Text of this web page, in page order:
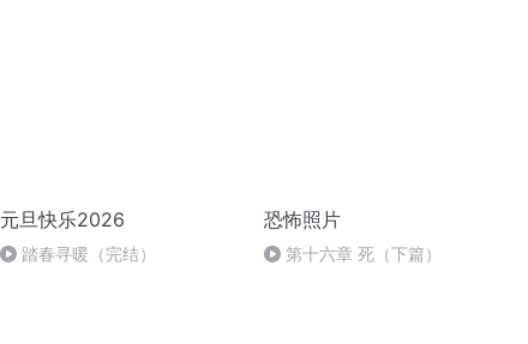
元旦快乐2026
踏春寻暖（完结）
恐怖照片
第十六章 死（下篇）